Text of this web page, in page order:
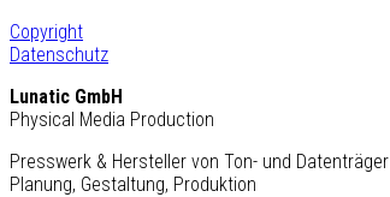
Copyright
Datenschutz
Lunatic GmbH
Physical Media Production
Presswerk & Hersteller von Ton- und Datenträger
Planung, Gestaltung, Produktion